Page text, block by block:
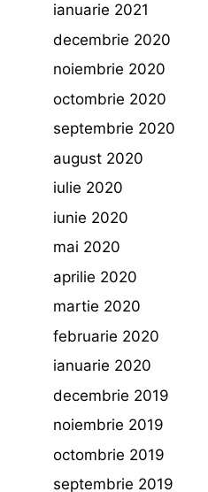
ianuarie 2021
decembrie 2020
noiembrie 2020
octombrie 2020
septembrie 2020
august 2020
iulie 2020
iunie 2020
mai 2020
aprilie 2020
martie 2020
februarie 2020
ianuarie 2020
decembrie 2019
noiembrie 2019
octombrie 2019
septembrie 2019